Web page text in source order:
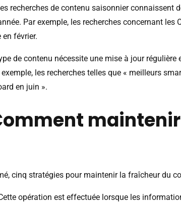
recherches de contenu saisonnier connaissent
Par exemple, les recherches concernant
en février.
de contenu nécessite une mise à jour régulière
les recherches telles que « meilleurs
en juin ».
cinq stratégies pour maintenir la fraîcheur du
opération est effectuée lorsque les